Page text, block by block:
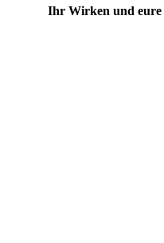
Ihr Wirken und eure